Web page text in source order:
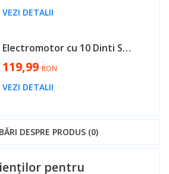
VEZI DETALII
Electromotor cu 10 Dinti Skoda Fabia 2 1.2 CBZA CBZB CGPA CGPB CHFA BZG CHTA CEVA BBM 2007 - 2015 Cod 02T911023R 0001120406 [B3606]
119,99 RON
VEZI DETALII
DESPRE PRODUS (0)
pentru